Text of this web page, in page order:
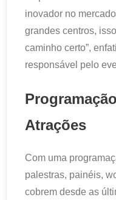
inovador no
grandes centros,
caminho certo”,
responsável pelo
Atrações
Com uma
palestras, painéis,
cobrem desde as